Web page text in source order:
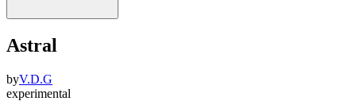
Astral
byV.D.G
experimental